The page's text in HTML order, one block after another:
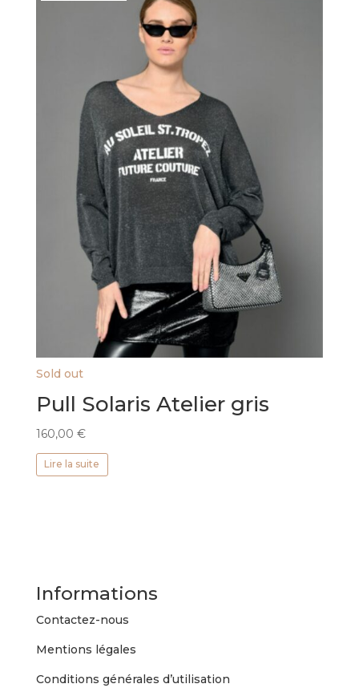
Sold out
Pull Solaris Atelier gris
160,00 €
Lire la suite
Informations
Contactez-nous
Mentions légales
Conditions générales d’utilisation